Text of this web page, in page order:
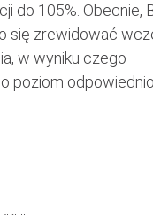
do 105%. Obecnie,
się zrewidować
w wyniku czego
poziom